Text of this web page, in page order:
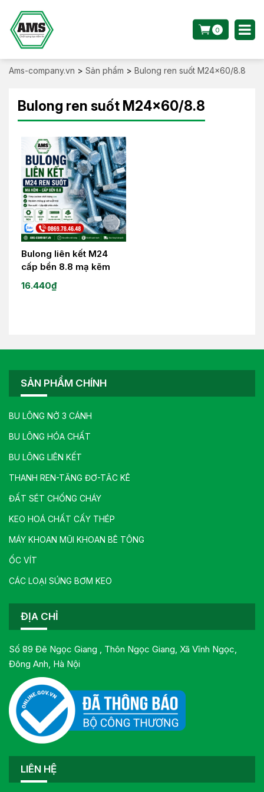
0
Ams-company.vn > Sản phẩm > Bulong ren suốt M24x60/8.8
Bulong ren suốt M24x60/8.8
Bulong liên kết M24
cấp bền 8.8 mạ kẽm
16.440₫
SẢN PHẨM CHÍNH
BU LÔNG NỞ 3 CÁNH
BU LÔNG HÓA CHẤT
BU LÔNG LIÊN KẾT
THANH REN-TĂNG ĐƠ-TĂC KÊ
ĐẤT SÉT CHỐNG CHÁY
KEO HOÁ CHẤT CẤY THÉP
MÁY KHOAN MŨI KHOAN BÊ TÔNG
ỐC VÍT
CÁC LOẠI SÚNG BƠM KEO
ĐỊA CHỈ
Số 89 Đê Ngọc Giang , Thôn Ngọc Giang, Xã Vĩnh Ngọc,
Đông Anh, Hà Nội
LIÊN HỆ